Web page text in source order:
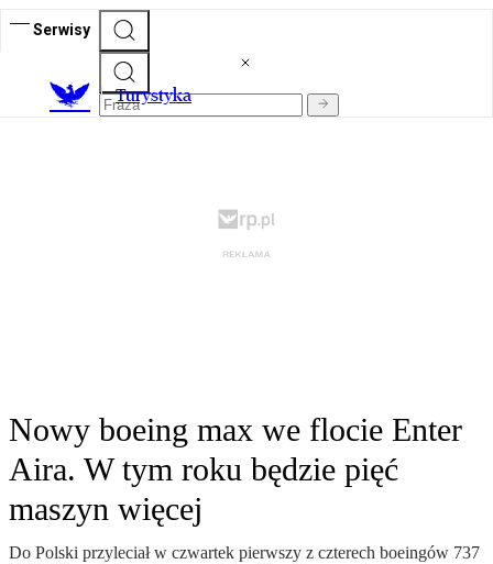
Serwisy
Turystyka
Nowy boeing max we flocie Enter
Aira. W tym roku będzie pięć
maszyn więcej
Do Polski przyleciał w czwartek pierwszy z czterech boeingów 737